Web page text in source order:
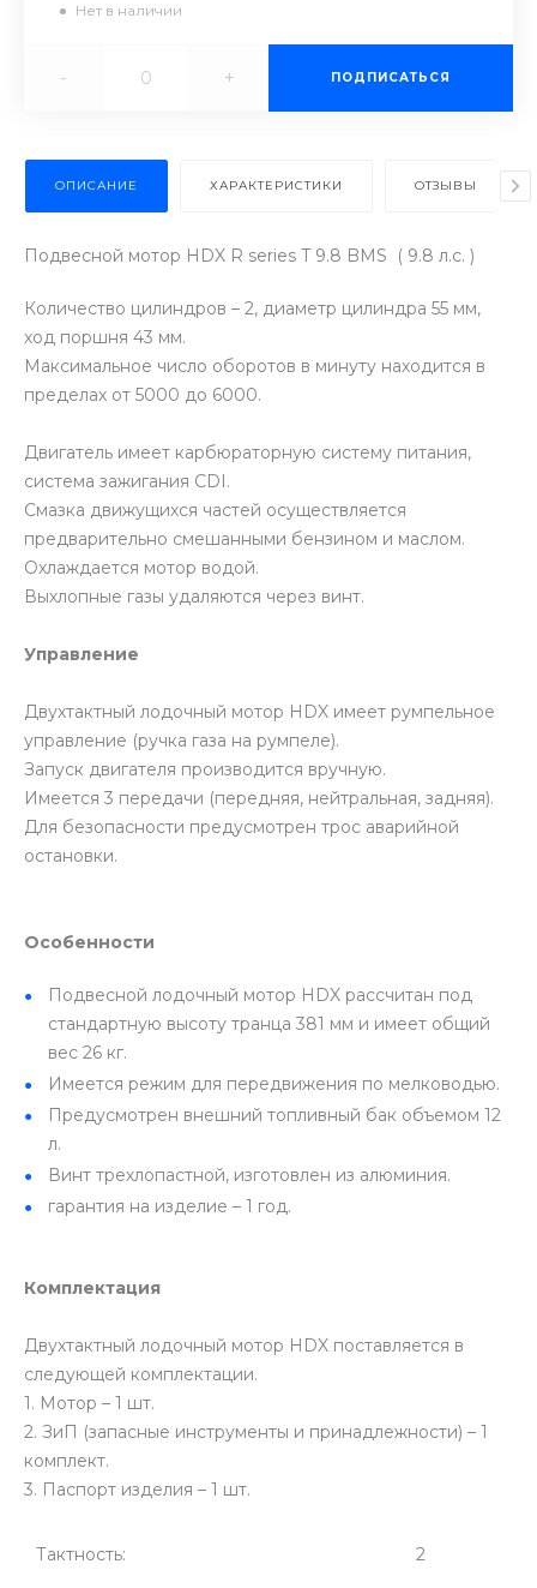
Нет в наличии
- + ПОДПИСАТЬСЯ
ОПИСАНИЕ ХАРАКТЕРИСТИКИ ОТЗЫВЫ
Подвесной мотор HDX R series T 9.8 BMS ( 9.8 л.с. )
Количество цилиндров – 2, диаметр цилиндра 55 мм,
ход поршня 43 мм.
Максимальное число оборотов в минуту находится в
пределах от 5000 до 6000.
Двигатель имеет карбюраторную систему питания,
система зажигания CDI.
Смазка движущихся частей осуществляется
предварительно смешанными бензином и маслом.
Охлаждается мотор водой.
Выхлопные газы удаляются через винт.
Управление
Двухтактный лодочный мотор HDX имеет румпельное
управление (ручка газа на румпеле).
Запуск двигателя производится вручную.
Имеется 3 передачи (передняя, нейтральная, задняя).
Для безопасности предусмотрен трос аварийной
остановки.
Особенности
Подвесной лодочный мотор HDX рассчитан под
стандартную высоту транца 381 мм и имеет общий
вес 26 кг.
Имеется режим для передвижения по мелководью.
Предусмотрен внешний топливный бак объемом 12
л.
Винт трехлопастной, изготовлен из алюминия.
гарантия на изделие – 1 год.
Комплектация
Двухтактный лодочный мотор HDX поставляется в
следующей комплектации.
1. Мотор – 1 шт.
2. ЗиП (запасные инструменты и принадлежности) – 1
комплект.
3. Паспорт изделия – 1 шт.
Тактность: 2